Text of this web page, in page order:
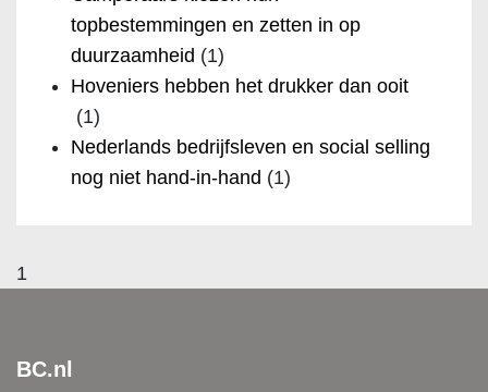
topbestemmingen en zetten in op
duurzaamheid (1)
Hoveniers hebben het drukker dan ooit
(1)
Nederlands bedrijfsleven en social selling
nog niet hand-in-hand (1)
1
BC.nl